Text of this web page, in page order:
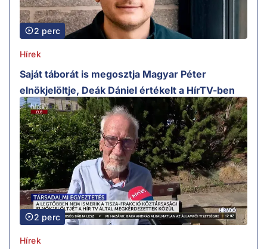
2 perc
Hírek
Saját táborát is megosztja Magyar Péter
elnökjelöltje, Deák Dániel értékelt a HírTV-ben
2 perc
Hírek